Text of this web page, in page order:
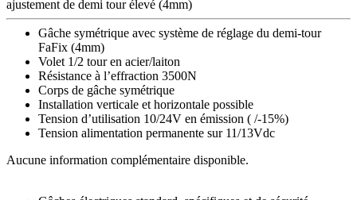
ajustement de demi tour élevé (4mm)
Gâche symétrique avec système de réglage du demi-tour
FaFix (4mm)
Volet 1/2 tour en acier/laiton
Résistance à l’effraction 3500N
Corps de gâche symétrique
Installation verticale et horizontale possible
Tension d’utilisation 10/24V en émission ( /-15%)
Tension alimentation permanente sur 11/13Vdc
Aucune information complémentaire disponible.